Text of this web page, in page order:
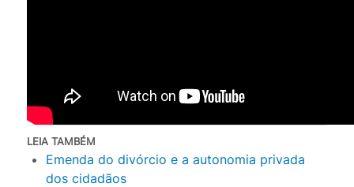
LEIA TAMBÉM
Emenda do divórcio e a autonomia privada
dos cidadãos